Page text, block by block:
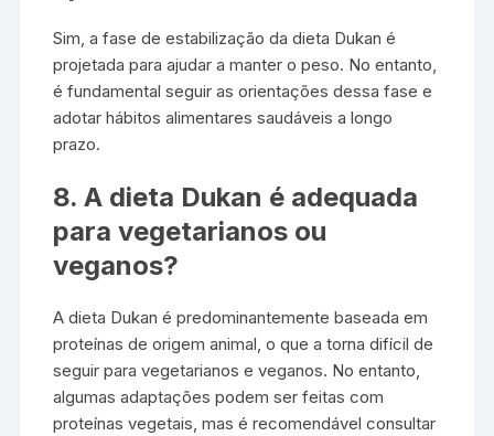
Sim, a fase de estabilização da dieta Dukan é
projetada para ajudar a manter o peso. No entanto,
é fundamental seguir as orientações dessa fase e
adotar hábitos alimentares saudáveis a longo
prazo.
8. A dieta Dukan é adequada
para vegetarianos ou
veganos?
A dieta Dukan é predominantemente baseada em
proteínas de origem animal, o que a torna difícil de
seguir para vegetarianos e veganos. No entanto,
algumas adaptações podem ser feitas com
proteínas vegetais, mas é recomendável consultar